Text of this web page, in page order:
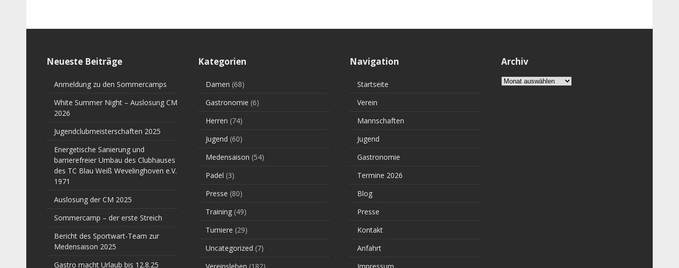
Neueste Beiträge
Anmeldung zu den Sommercamps
White Summer Night – Auslosung CM
2026
Jugendclubmeisterschaften 2025
Energetische Sanierung und
barrierefreier Umbau des Clubhauses
des TC Blau Weiß Wevelinghoven e.V.
1971
Auslosung der CM 2025
Sommercamp – der erste Streich
Bericht des Sportwart-Team zur
Medensaison 2025
Gastro macht Urlaub bis 12.8.25
Kategorien
Damen (68)
Gastronomie (6)
Herren (74)
Jugend (60)
Medensaison (54)
Padel (3)
Presse (80)
Training (49)
Turniere (29)
Uncategorized (7)
Navigation
Startseite
Verein
Mannschaften
Jugend
Gastronomie
Termine 2026
Blog
Presse
Kontakt
Anfahrt
Archiv
Archiv